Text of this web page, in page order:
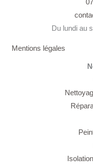
Du lundi au
Mentions légales